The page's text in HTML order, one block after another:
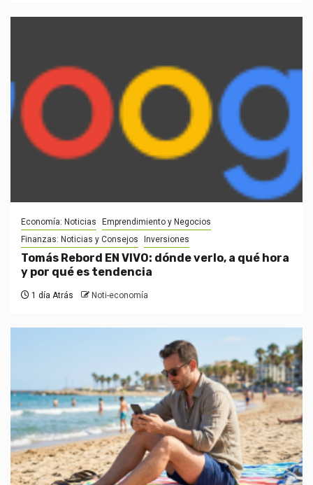
Economía: Noticias
Emprendimiento y Negocios
Finanzas: Noticias y Consejos
Inversiones
Tomás Rebord EN VIVO: dónde verlo, a qué hora
y por qué es tendencia
1 día Atrás Noti-economía